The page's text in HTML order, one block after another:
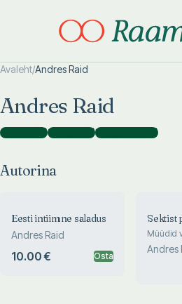
Avaleht/Andres Raid
Andres Raid
Autorina )Tõlkijana )Fotograafina )
Autorina
Eesti intiimne saladus
Andres Raid
10.00 € Osta
Sektist
Müüdid
Eestis
Andres